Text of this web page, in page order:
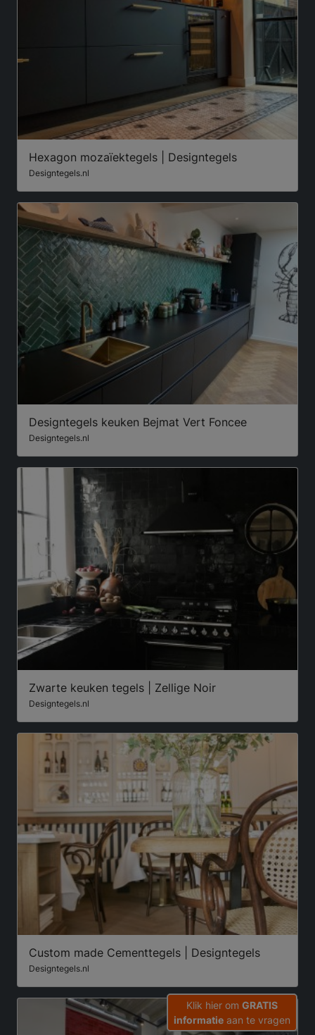
Hexagon mozaïektegels | Designtegels
Designtegels.nl
Designtegels keuken Bejmat Vert Foncee
Designtegels.nl
Zwarte keuken tegels | Zellige Noir
Designtegels.nl
Custom made Cementtegels | Designtegels
Designtegels.nl
Klik hier om GRATIS
informatie aan te vragen